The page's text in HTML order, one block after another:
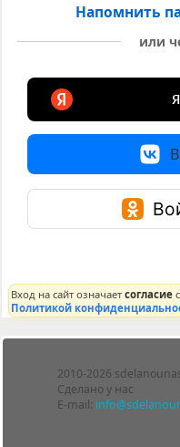
Напомнить
или
Вход на сайт означаетсогласие с
Политикой
2010-2026
Сделано у нас
E-mail:
Блоги
Люди
Политика